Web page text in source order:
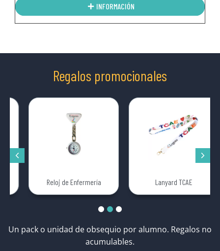
INFORMACIÓN
Regalos promocionales
Reloj de Enfermería Lanyard TCAE
Un pack o unidad de obsequio por alumno. Regalos no
acumulables.